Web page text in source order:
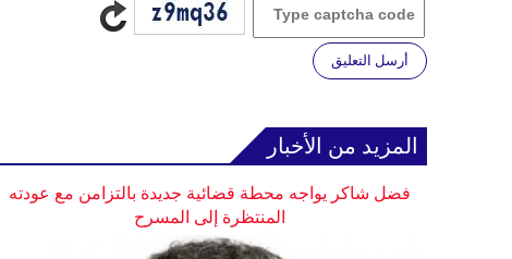
أرسل التعليق
المزيد من الأخبار
فضل شاكر يواجه محطة قضائية جديدة بالتزامن مع عودته
المنتظرة إلى المسرح